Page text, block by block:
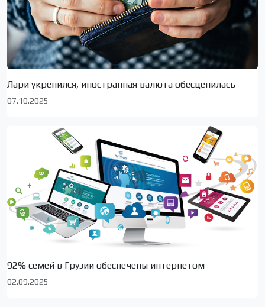
Лари укрепился, иностранная валюта обесценилась
07.10.2025
92% семей в Грузии обеспечены интернетом
02.09.2025